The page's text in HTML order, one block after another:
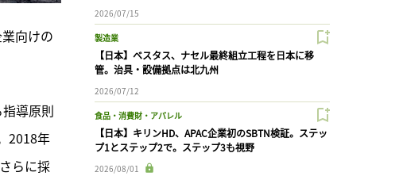
向けの
導原則
2018年
らに採
2026/07/15
製造業
【日本】ベスタス、ナセル最終組立工程を日本に移
管。治具・設備拠点は北九州
2026/07/12
食品・消費財・アパレル
【日本】キリンHD、APAC企業初のSBTN検証。ステッ
プ1とステップ2で。ステップ3も視野
2026/08/01